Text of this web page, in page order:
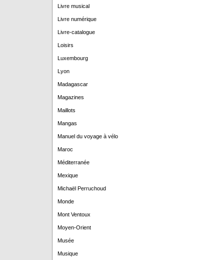
Livre musical
Livre numérique
Livre-catalogue
Loisirs
Luxembourg
Lyon
Madagascar
Magazines
Maillots
Mangas
Manuel du voyage à vélo
Maroc
Méditerranée
Mexique
Michaël Perruchoud
Monde
Mont Ventoux
Moyen-Orient
Musée
Musique